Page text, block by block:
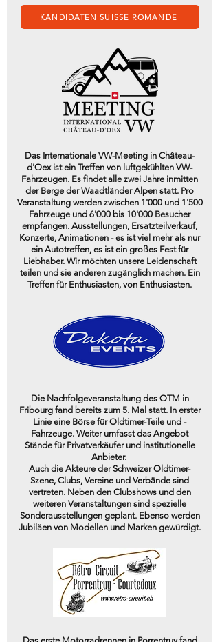
KANDIDATEN SUISSE ROMANDE
Das Internationale VW-Meeting in Château-
d'Oex ist ein Treffen von luftgekühlten VW-
Fahrzeugen. Es findet alle zwei Jahre inmitten
der Berge der Waadtländer Alpen statt. Pro
Veranstaltung werden zwischen 1'000 und 1'500
Fahrzeuge und 6'000 bis 10'000 Besucher
empfangen. Ausstellungen, Ersatzteilverkauf,
Konzerte, Animationen - es ist viel mehr als nur
ein Autotreffen, es ist ein großes Fest für
Liebhaber. Wir möchten unsere Leidenschaft
teilen und sie anderen zugänglich machen. Ein
Treffen für Enthusiasten, von Enthusiasten.
Die Nachfolgeveranstaltung des OTM in
Fribourg fand bereits zum 5. Mal statt. In erster
Linie eine Börse für Oldtimer-Teile und -
Fahrzeuge. Weiter umfasst das Angebot
Stände für Privatverkäufer und institutionelle
Anbieter.
Auch die Akteure der Schweizer Oldtimer-
Szene, Clubs, Vereine und Verbände sind
vertreten. Neben den Clubshows und den
weiteren Veranstaltungen sind spezielle
Sonderausstellungen geplant. Ebenso werden
Jubiläen von Modellen und Marken gewürdigt.